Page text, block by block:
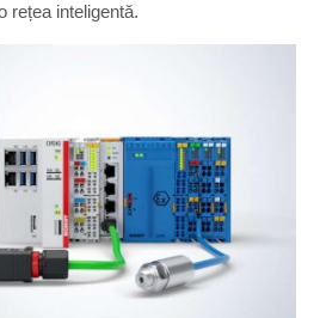
rețea inteligentă.